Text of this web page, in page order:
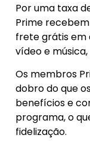
Por uma taxa
Prime
frete grátis em
vídeo e
Os membros
dobro do que
benefícios e
programa, o
fidelização.